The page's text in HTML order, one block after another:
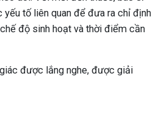
yếu tố liên quan để đưa ra chỉ định
độ sinh hoạt và thời điểm cần
được lắng nghe, được giải